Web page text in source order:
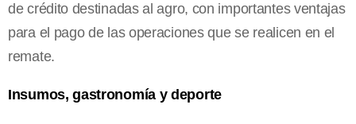
de crédito destinadas al agro, con importantes ventajas
para el pago de las operaciones que se realicen en el
remate.
Insumos, gastronomía y deporte